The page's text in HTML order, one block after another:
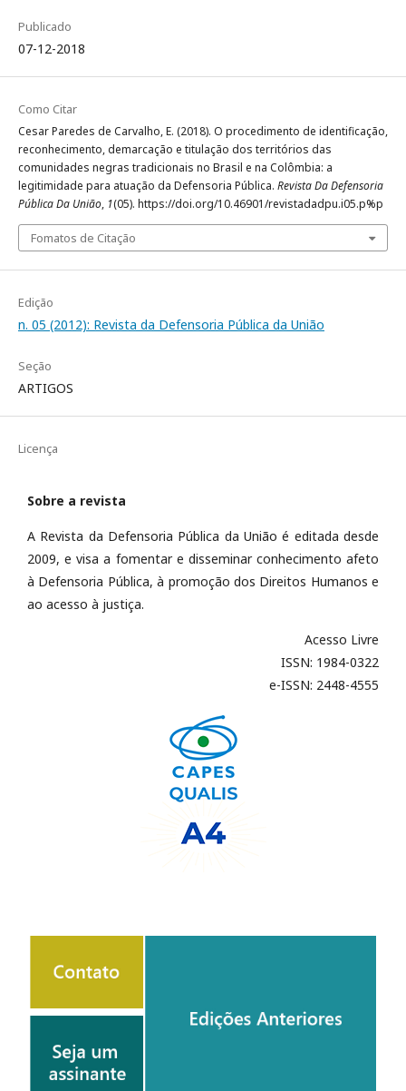
Publicado
07-12-2018
Como Citar
Cesar Paredes de Carvalho, E. (2018). O procedimento de identificação,
reconhecimento, demarcação e titulação dos territórios das
comunidades negras tradicionais no Brasil e na Colômbia: a
legitimidade para atuação da Defensoria Pública. Revista Da Defensoria
Pública Da União, 1(05). https://doi.org/10.46901/revistadadpu.i05.p%p
Fomatos de Citação
Edição
n. 05 (2012): Revista da Defensoria Pública da União
Seção
ARTIGOS
Licença
Sobre a revista
A Revista da Defensoria Pública da União é editada desde
2009, e visa a fomentar e disseminar conhecimento afeto
à Defensoria Pública, à promoção dos Direitos Humanos e
ao acesso à justiça.
Acesso Livre
ISSN: 1984-0322
e-ISSN: 2448-4555